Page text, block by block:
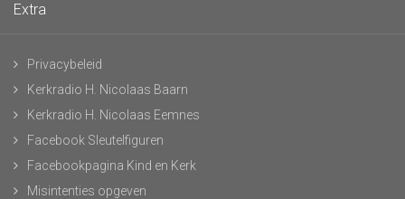
Extra
Privacybeleid
Kerkradio H. Nicolaas Baarn
Kerkradio H. Nicolaas Eemnes
Facebook Sleutelfiguren
Facebookpagina Kind en Kerk
Misintenties opgeven